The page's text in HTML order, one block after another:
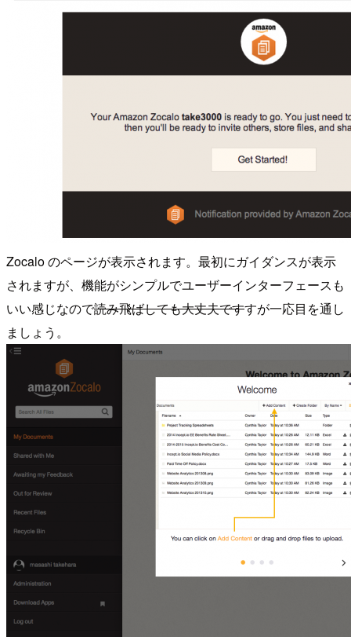
Zocalo のページが表示されます。最初にガイダンスが表示
されますが、機能がシンプルでユーザーインターフェースも
いい感じなので読み飛ばしても大丈夫ですすが一応目を通し
ましょう。